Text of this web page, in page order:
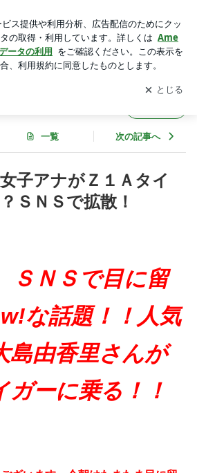
always believe in A Brighter Future!!
て ブログの更新通知
を受け取りまし
開く
一覧 次の記事へ
子アナがＺ１Ａタイ
ＳＮＳで拡散！
ＳＮＳで目に留
な話題！！人気
島由香里さんが
ガーに乗る！！